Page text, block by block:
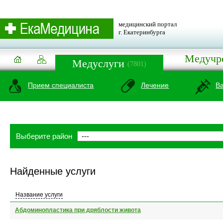
медицинский портал
г. Екатеринбурга
Медуслуги (7801)
Прием специалиста Лечение
Выберите район
Найденные услуги
Название услуги
Абдоминопластика при дряблости живота